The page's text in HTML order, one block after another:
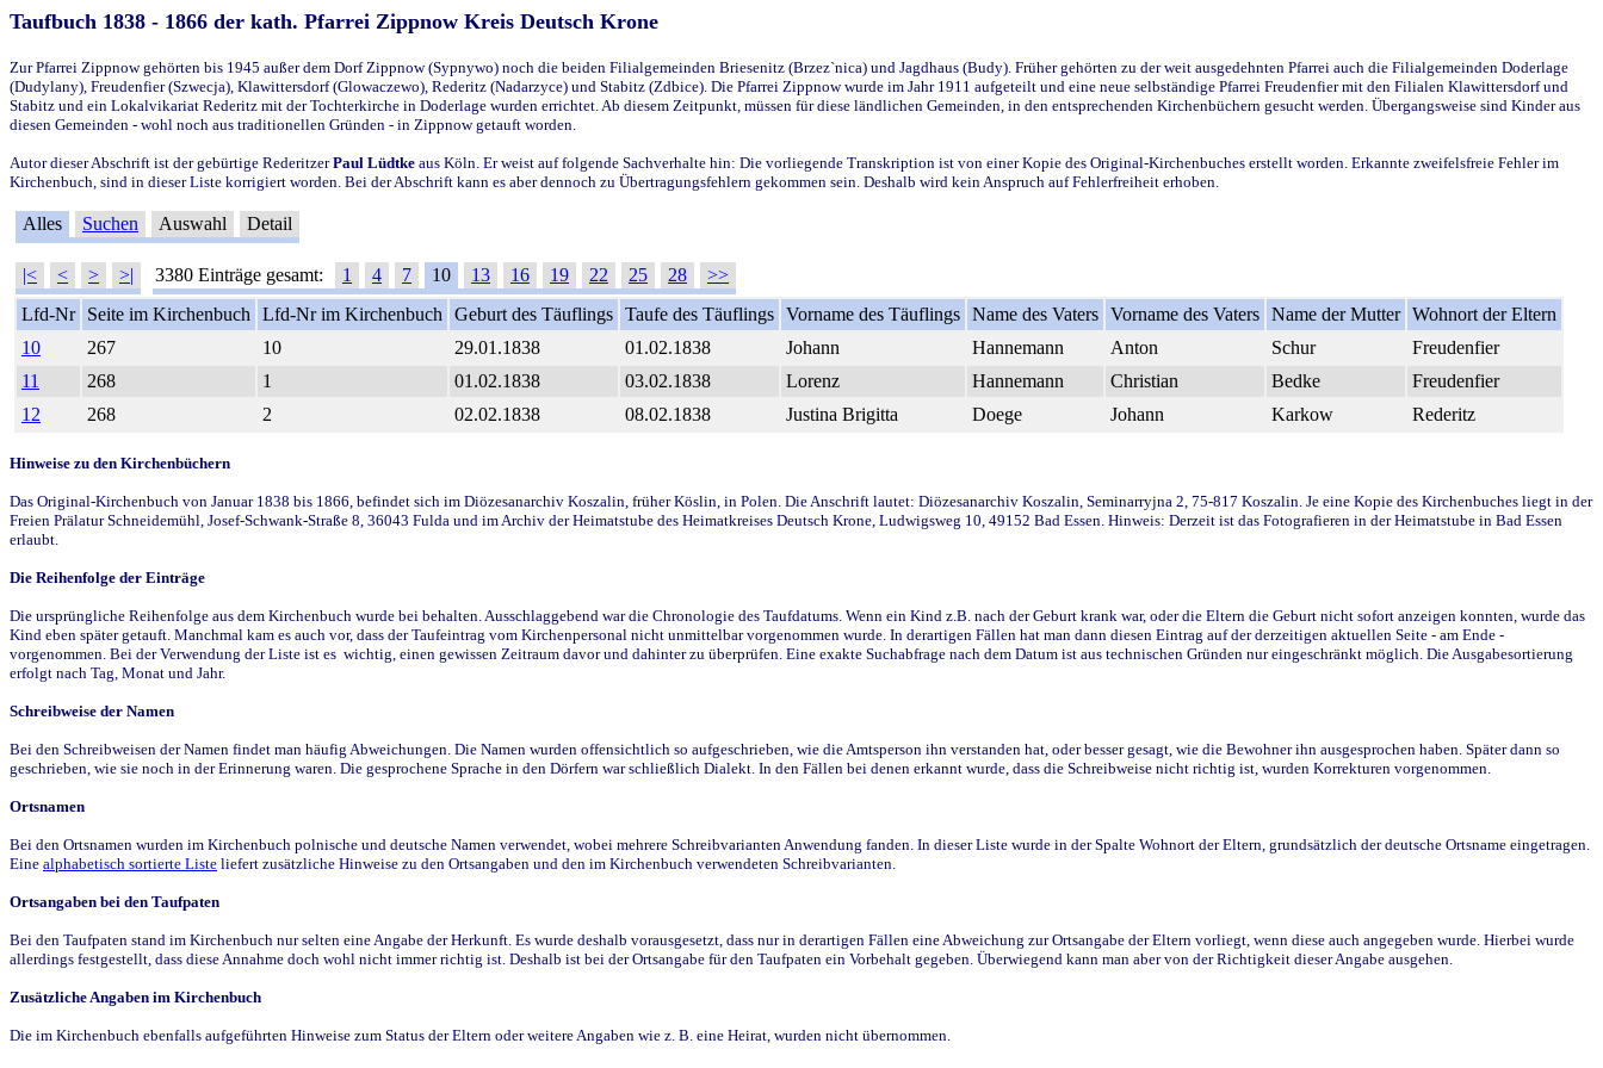
Taufbuch 1838 - 1866 der kath. Pfarrei Zippnow Kreis Deutsch Krone
Zur Pfarrei Zippnow gehörten bis 1945 außer dem Dorf Zippnow (Sypnywo) noch die beiden Filialgemeinden Briesenitz (Brzez`nica) und Jagdhaus (Budy). Früher gehörten zu der weit ausgedehnten Pfarrei auch die Filialgemeinden Doderlage
(Dudylany), Freudenfier (Szwecja), Klawittersdorf (Glowaczewo), Rederitz (Nadarzyce) und Stabitz (Zdbice). Die Pfarrei Zippnow wurde im Jahr 1911 aufgeteilt und eine neue selbständige Pfarrei Freudenfier mit den Filialen Klawittersdorf und
Stabitz und ein Lokalvikariat Rederitz mit der Tochterkirche in Doderlage wurden errichtet. Ab diesem Zeitpunkt, müssen für diese ländlichen Gemeinden, in den entsprechenden Kirchenbüchern gesucht werden. Übergangsweise sind Kinder aus
diesen Gemeinden - wohl noch aus traditionellen Gründen - in Zippnow getauft worden.
Autor dieser Abschrift ist der gebürtige RederitzerPaul Lüdtke aus Köln. Er weist auf folgende Sachverhalte hin: Die vorliegende Transkription ist von einer Kopie des Original-Kirchenbuches erstellt worden. Erkannte zweifelsfreie Fehler im
Kirchenbuch, sind in dieser Liste korrigiert worden. Bei der Abschrift kann es aber dennoch zu Übertragungsfehlern gekommen sein. Deshalb wird kein Anspruch auf Fehlerfreiheit erhoben.
Alles Suchen Auswahl Detail
|< < > >| 3380 Einträge gesamt: 1 4 7 10 13 16 19 22 25 28
>>
Lfd-Nr
Seite im Kirchenbuch Lfd-Nr im Kirchenbuch Geburt des Täuflings Taufe des Täuflings Vorname des Täuflings Name des Vaters Vorname des Vaters Name der Mutter Wohnort der Eltern
10
267 10 29.01.1838 01.02.1838 Johann Hannemann Anton Schur
Freudenfier
11
268 1 01.02.1838 03.02.1838 Lorenz Hannemann Christian Bedke
Freudenfier
12
268 2 02.02.1838 08.02.1838 Justina Brigitta Doege Johann Karkow Rederitz
Hinweise zu den Kirchenbüchern
Das Original-Kirchenbuch von Januar 1838 bis 1866, befindet sich im Diözesanarchiv Koszalin, früher Köslin, in Polen. Die Anschrift lautet: Diözesanarchiv Koszalin, Seminarryjna 2, 75-817 Koszalin. Je eine Kopie des Kirchenbuches liegt in der
Freien Prälatur Schneidemühl, Josef-Schwank-Straße 8, 36043 Fulda und im Archiv der Heimatstube des Heimatkreises Deutsch Krone, Ludwigsweg 10, 49152 Bad Essen. Hinweis: Derzeit ist das Fotografieren in der Heimatstube in Bad Essen
erlaubt.
Die Reihenfolge der Einträge
Die ursprüngliche Reihenfolge aus dem Kirchenbuch wurde bei behalten. Ausschlaggebend war die Chronologie des Taufdatums. Wenn ein Kind z.B. nach der Geburt krank war, oder die Eltern die Geburt nicht sofort anzeigen konnten, wurde das
Kind eben später getauft. Manchmal kam es auch vor, dass der Taufeintrag vom Kirchenpersonal nicht unmittelbar vorgenommen wurde. In derartigen Fällen hat man dann diesen Eintrag auf der derzeitigen aktuellen Seite - am Ende -
vorgenommen. Bei der Verwendung der Liste ist es wichtig, einen gewissen Zeitraum davor und dahinter zu überprüfen. Eine exakte Suchabfrage nach dem Datum ist aus technischen Gründen nur eingeschränkt möglich. Die Ausgabesortierung
erfolgt nach Tag, Monat und Jahr.
Schreibweise der Namen
Bei den Schreibweisen der Namen findet man häufig Abweichungen. Die Namen wurden offensichtlich so aufgeschrieben, wie die Amtsperson ihn verstanden hat, oder besser gesagt, wie die Bewohner ihn ausgesprochen haben. Später dann so
geschrieben, wie sie noch in der Erinnerung waren. Die gesprochene Sprache in den Dörfern war schließlich Dialekt. In den Fällen bei denen erkannt wurde, dass die Schreibweise nicht richtig ist, wurden Korrekturen vorgenommen.
Ortsnamen
Bei den Ortsnamen wurden im Kirchenbuch polnische und deutsche Namen verwendet, wobei mehrere Schreibvarianten Anwendung fanden. In dieser Liste wurde in der Spalte Wohnort der Eltern, grundsätzlich der deutsche Ortsname eingetragen.
Eine alphabetisch sortierte Liste liefert zusätzliche Hinweise zu den Ortsangaben und den im Kirchenbuch verwendeten Schreibvarianten.
Ortsangaben bei den Taufpaten
Bei den Taufpaten stand im Kirchenbuch nur selten eine Angabe der Herkunft. Es wurde deshalb vorausgesetzt, dass nur in derartigen Fällen eine Abweichung zur Ortsangabe der Eltern vorliegt, wenn diese auch angegeben wurde. Hierbei wurde
allerdings festgestellt, dass diese Annahme doch wohl nicht immer richtig ist. Deshalb ist bei der Ortsangabe für den Taufpaten ein Vorbehalt gegeben. Überwiegend kann man aber von der Richtigkeit dieser Angabe ausgehen.
Zusätzliche Angaben im Kirchenbuch
Die im Kirchenbuch ebenfalls aufgeführten Hinweise zum Status der Eltern oder weitere Angaben wie z. B. eine Heirat, wurden nicht übernommen.